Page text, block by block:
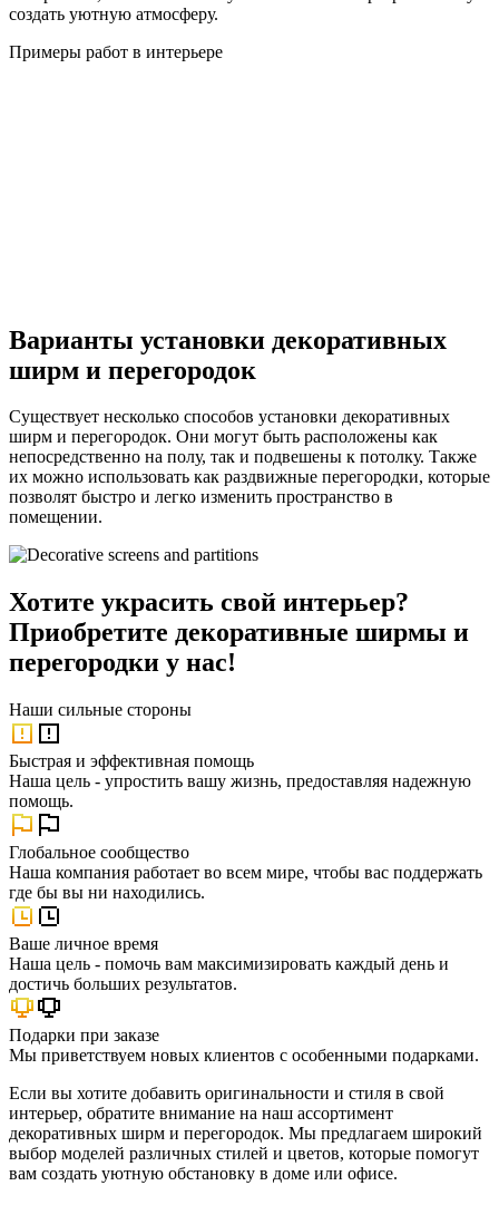
создать уютную атмосферу.
Примеры работ в интерьере
Варианты установки декоративных
ширм и перегородок
Существует несколько способов установки декоративных
ширм и перегородок. Они могут быть расположены как
непосредственно на полу, так и подвешены к потолку. Также
их можно использовать как раздвижные перегородки, которые
позволят быстро и легко изменить пространство в
помещении.
Хотите украсить свой интерьер?
Приобретите декоративные ширмы и
перегородки у нас!
Наши сильные стороны
Быстрая и эффективная помощь
Наша цель - упростить вашу жизнь, предоставляя надежную
помощь.
Глобальное сообщество
Наша компания работает во всем мире, чтобы вас поддержать
где бы вы ни находились.
Ваше личное время
Наша цель - помочь вам максимизировать каждый день и
достичь больших результатов.
Подарки при заказе
Мы приветствуем новых клиентов с особенными подарками.
Если вы хотите добавить оригинальности и стиля в свой
интерьер, обратите внимание на наш ассортимент
декоративных ширм и перегородок. Мы предлагаем широкий
выбор моделей различных стилей и цветов, которые помогут
вам создать уютную обстановку в доме или офисе.